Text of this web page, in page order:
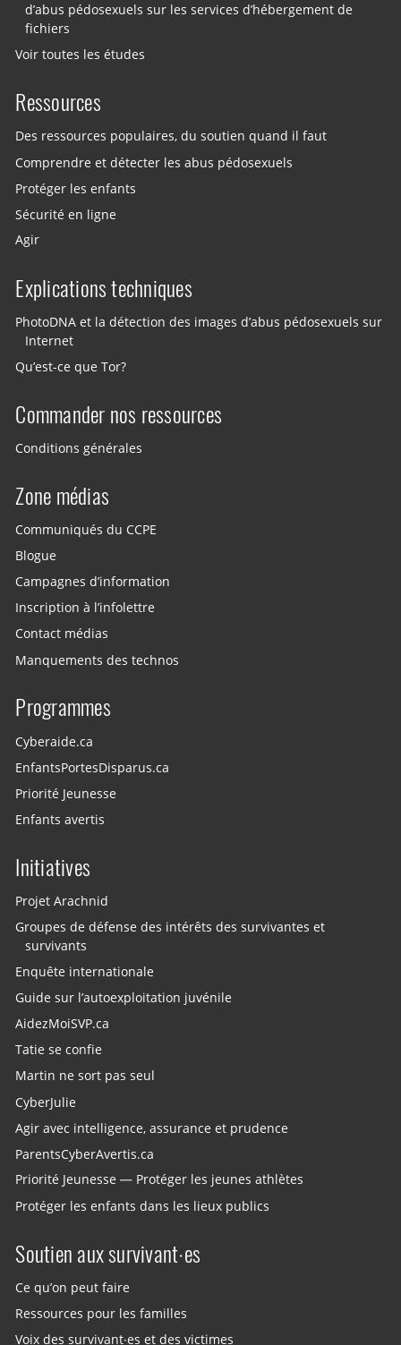
d’abus pédosexuels sur les services d’hébergement de
fichiers
Voir toutes les études
Ressources
Des ressources populaires, du soutien quand il faut
Comprendre et détecter les abus pédosexuels
Protéger les enfants
Sécurité en ligne
Agir
Explications techniques
PhotoDNA et la détection des images d’abus pédosexuels sur
Internet
Qu’est-ce que Tor?
Commander nos ressources
Conditions générales
Zone médias
Communiqués du CCPE
Blogue
Campagnes d’information
Inscription à l’infolettre
Contact médias
Manquements des technos
Programmes
Cyberaide.ca
EnfantsPortesDisparus.ca
Priorité Jeunesse
Enfants avertis
Initiatives
Projet Arachnid
Groupes de défense des intérêts des survivantes et
survivants
Enquête internationale
Guide sur l’autoexploitation juvénile
AidezMoiSVP.ca
Tatie se confie
Martin ne sort pas seul
CyberJulie
Agir avec intelligence, assurance et prudence
ParentsCyberAvertis.ca
Priorité Jeunesse — Protéger les jeunes athlètes
Protéger les enfants dans les lieux publics
Soutien aux survivant·es
Ce qu’on peut faire
Ressources pour les familles
Voix des survivant·es et des victimes